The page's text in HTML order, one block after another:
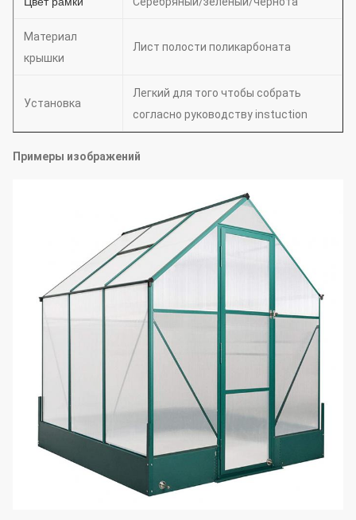
Материал
крышки
Лист полости поликарбоната
Установка
Легкий для того чтобы собрать
согласно руководству instuction
Примеры изображений